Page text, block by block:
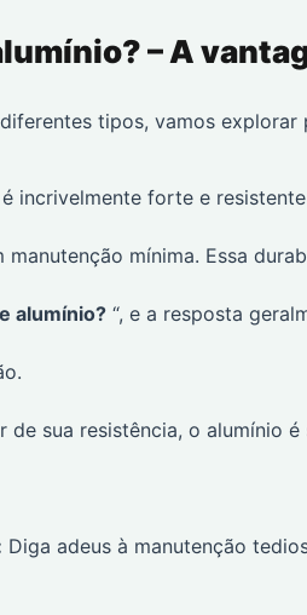
– A
tipos, vamos explorar
incrivelmente forte e
mínima. Essa
alumínio? “, e a resposta
de sua resistência, o alumínio
Diga adeus à manutenção